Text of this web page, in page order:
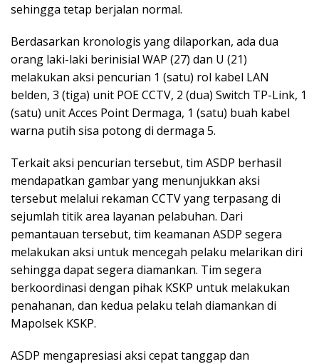
sehingga tetap berjalan normal.
Berdasarkan kronologis yang dilaporkan, ada dua
orang laki-laki berinisial WAP (27) dan U (21)
melakukan aksi pencurian 1 (satu) rol kabel LAN
belden, 3 (tiga) unit POE CCTV, 2 (dua) Switch TP-Link, 1
(satu) unit Acces Point Dermaga, 1 (satu) buah kabel
warna putih sisa potong di dermaga 5.
Terkait aksi pencurian tersebut, tim ASDP berhasil
mendapatkan gambar yang menunjukkan aksi
tersebut melalui rekaman CCTV yang terpasang di
sejumlah titik area layanan pelabuhan. Dari
pemantauan tersebut, tim keamanan ASDP segera
melakukan aksi untuk mencegah pelaku melarikan diri
sehingga dapat segera diamankan. Tim segera
berkoordinasi dengan pihak KSKP untuk melakukan
penahanan, dan kedua pelaku telah diamankan di
Mapolsek KSKP.
ASDP mengapresiasi aksi cepat tanggap dan